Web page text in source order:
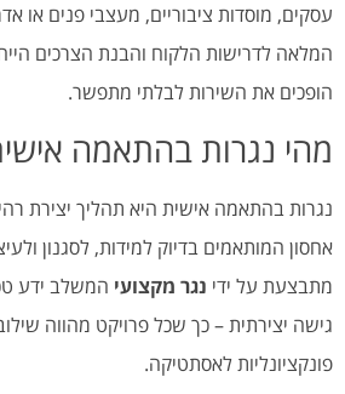
עסקים, מוסדות ציבוריים, מעצבי פנים או
המלאה לדרישות הלקוח והבנת הצרכים
הופכים את השירות לבלתי מתפשר.
מהי נגרות בהתאמה
נגרות בהתאמה אישית היא תהליך יצירת
אחסון המותאמים בדיוק למידות, לסגנון
מתבצעת על ידי נגר מקצועי המשלב ידע
גישה יצירתית – כך שכל פרויקט מהווה
פונקציונליות לאסתטיקה.